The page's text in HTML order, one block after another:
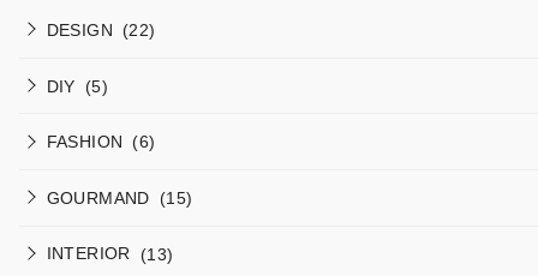
DESIGN (22)
DIY (5)
FASHION (6)
GOURMAND (15)
INTERIOR (13)